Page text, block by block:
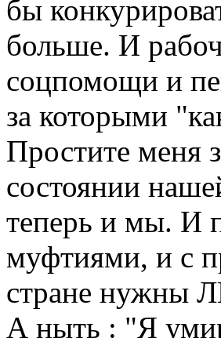
бы
больше. И
соцпомощи и
за которыми
Простите меня
состоянии
теперь и мы. И
муфтиями, и с
стране нужны
А ныть : "Я